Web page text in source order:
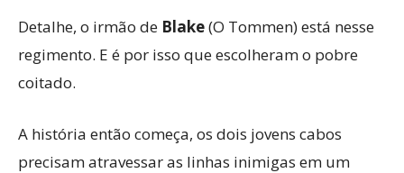
Detalhe, o irmão de Blake(O Tommen) está nesse
regimento. E é por isso que escolheram o pobre
coitado.
A história então começa, os dois jovens cabos
precisam atravessar as linhas inimigas em um